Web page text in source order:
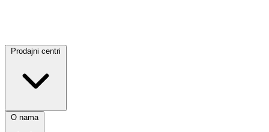
Prodajni centri
O nama